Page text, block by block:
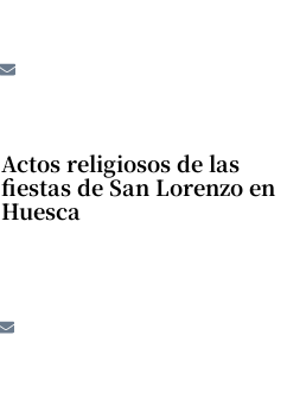
Actos religiosos de las
fiestas de San Lorenzo en
Huesca